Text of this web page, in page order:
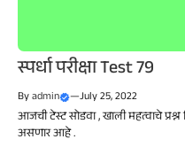
स्पर्धा परीक्षा Test 79
Byadmin —July 25, 2022
आजची टेस्ट सोडवा , खाली महत्वाचे
असणार आहे .